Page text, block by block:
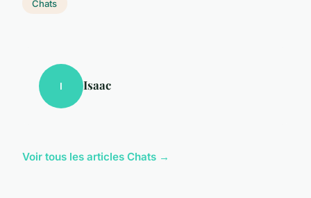
Chats
I Isaac
Voir tous les articles Chats →